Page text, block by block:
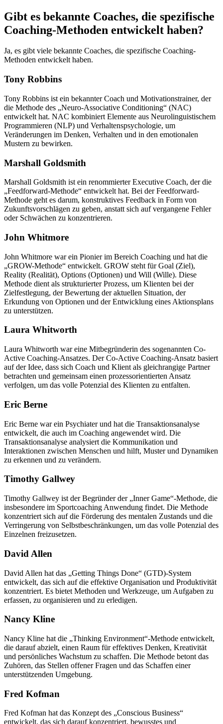
Gibt es bekannte Coaches, die spezifische
Coaching-Methoden entwickelt haben?
Ja, es gibt viele bekannte Coaches, die spezifische Coaching-
Methoden entwickelt haben.
Tony Robbins
Tony Robbins ist ein bekannter Coach und Motivationstrainer, der
die Methode des „Neuro-Associative Conditioning“ (NAC)
entwickelt hat. NAC kombiniert Elemente aus Neurolinguistischem
Programmieren (NLP) und Verhaltenspsychologie, um
Veränderungen im Denken, Verhalten und in den emotionalen
Mustern zu bewirken.
Marshall Goldsmith
Marshall Goldsmith ist ein renommierter Executive Coach, der die
„Feedforward-Methode“ entwickelt hat. Bei der Feedforward-
Methode geht es darum, konstruktives Feedback in Form von
Zukunftsvorschlägen zu geben, anstatt sich auf vergangene Fehler
oder Schwächen zu konzentrieren.
John Whitmore
John Whitmore war ein Pionier im Bereich Coaching und hat die
„GROW-Methode“ entwickelt. GROW steht für Goal (Ziel),
Reality (Realität), Options (Optionen) und Will (Wille). Diese
Methode dient als strukturierter Prozess, um Klienten bei der
Zielfestlegung, der Bewertung der aktuellen Situation, der
Erkundung von Optionen und der Entwicklung eines Aktionsplans
zu unterstützen.
Laura Whitworth
Laura Whitworth war eine Mitbegründerin des sogenannten Co-
Active Coaching-Ansatzes. Der Co-Active Coaching-Ansatz basiert
auf der Idee, dass sich Coach und Klient als gleichrangige Partner
betrachten und gemeinsam einen prozessorientierten Ansatz
verfolgen, um das volle Potenzial des Klienten zu entfalten.
Eric Berne
Eric Berne war ein Psychiater und hat die Transaktionsanalyse
entwickelt, die auch im Coaching angewendet wird. Die
Transaktionsanalyse analysiert die Kommunikation und
Interaktionen zwischen Menschen und hilft, Muster und Dynamiken
zu erkennen und zu verändern.
Timothy Gallwey
Timothy Gallwey ist der Begründer der „Inner Game“-Methode, die
insbesondere im Sportcoaching Anwendung findet. Die Methode
konzentriert sich auf die Förderung des mentalen Zustands und die
Verringerung von Selbstbeschränkungen, um das volle Potenzial des
Einzelnen freizusetzen.
David Allen
David Allen hat das „Getting Things Done“ (GTD)-System
entwickelt, das sich auf die effektive Organisation und Produktivität
konzentriert. Es bietet Methoden und Werkzeuge, um Aufgaben zu
erfassen, zu organisieren und zu erledigen.
Nancy Kline
Nancy Kline hat die „Thinking Environment“-Methode entwickelt,
die darauf abzielt, einen Raum für effektives Denken, Kreativität
und persönliches Wachstum zu schaffen. Die Methode betont das
Zuhören, das Stellen offener Fragen und das Schaffen einer
unterstützenden Umgebung.
Fred Kofman
Fred Kofman hat das Konzept des „Conscious Business“
entwickelt, das sich darauf konzentriert, bewusstes und